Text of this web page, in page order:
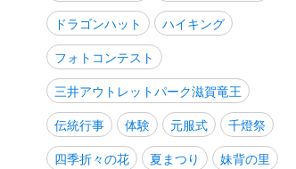
ドラゴンハット
ハイキング
フォトコンテスト
三井アウトレットパーク滋賀竜王
伝統行事
体験 元服式
千燈祭
四季折々の花
夏まつり
妹背の里